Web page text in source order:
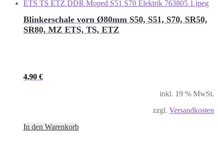
Blinkerschale vorn Ø80mm S50, S51, S70, SR50,
SR80, MZ ETS, TS, ETZ
4,90 €
inkl. 19 % MwSt.
zzgl. Versandkosten
In den Warenkorb